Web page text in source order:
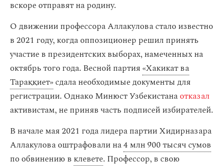
вскоре отправят на родину.
О движении профессора Аллакулова стало известно
в 2021 году, когда оппозиционер решил принять
участие в президентских выборах, намеченных на
октябрь того года. Весной партия«Хакикат ва
Тараққиет»сдала необходимые документы для
регистрации. Однако Минюст Узбекистанаотказал
активистам, не приняв часть подписей избирателей.
В начале мая 2021 года лидера партии Хидирназара
Аллакулова оштрафовали на4 млн 900 тысяч сумов
по обвинению в клевете. Профессор, в свою